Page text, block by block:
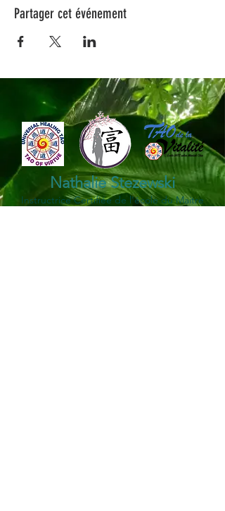
Partager cet événement
Nathalie Stezewski
​Instructrice Certifiée de l'école du Maitre